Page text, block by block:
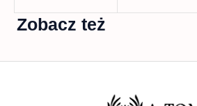
Zobacz też